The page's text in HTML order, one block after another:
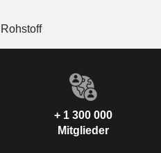
+ 1 300 000
Mitglieder